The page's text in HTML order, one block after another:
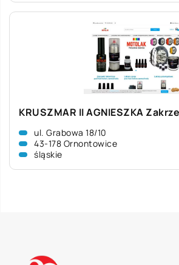
KRUSZMAR II AGNIESZKA
ul. Grabowa 18/10
43-178 Ornontowice
śląskie